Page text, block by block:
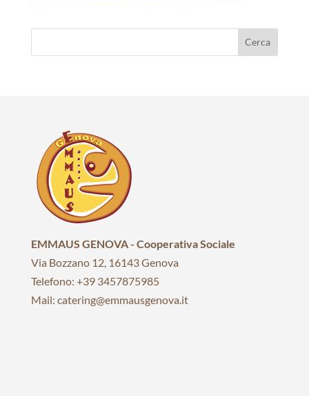
EMMAUS GENOVA - Cooperativa Sociale
Via Bozzano 12, 16143 Genova
Telefono: +39 3457875985
Mail: catering@emmausgenova.it